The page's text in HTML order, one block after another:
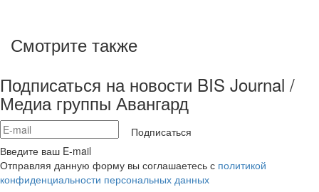
Смотрите также
Подписаться на новости BIS Journal /
Медиа группы Авангард
Подписаться
Введите ваш E-mail
Отправляя данную форму вы соглашаетесь с политикой
конфиденциальности персональных данных